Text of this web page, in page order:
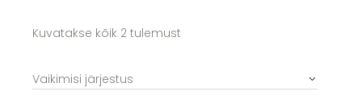
Kuvatakse kõik 2 tulemust
Vaikimisi järjestus